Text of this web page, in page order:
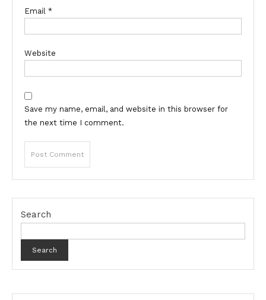
Email *
Website
Save my name, email, and website in this browser for
the next time I comment.
Search
Search